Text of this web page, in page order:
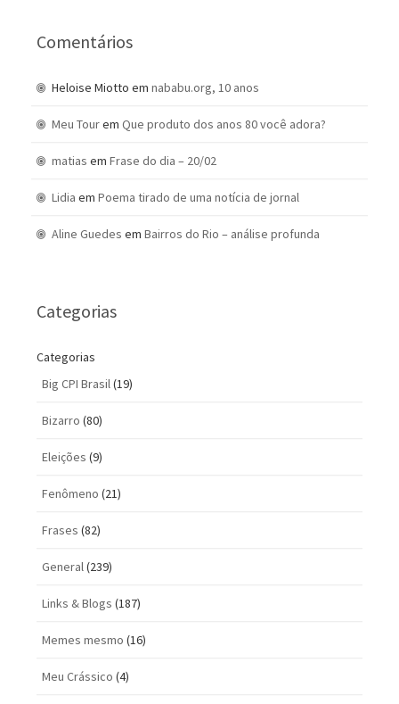
Comentários
Heloise Miotto em nababu.org, 10 anos
Meu Tourem Que produto dos anos 80 você adora?
matias em Frase do dia – 20/02
Lidia em Poema tirado de uma notícia de jornal
Aline Guedes em Bairros do Rio – análise profunda
Categorias
Categorias
Big CPI Brasil(19)
Bizarro (80)
Eleições (9)
Fenômeno (21)
Frases (82)
General(239)
Links & Blogs (187)
Memes mesmo (16)
Meu Crássico (4)